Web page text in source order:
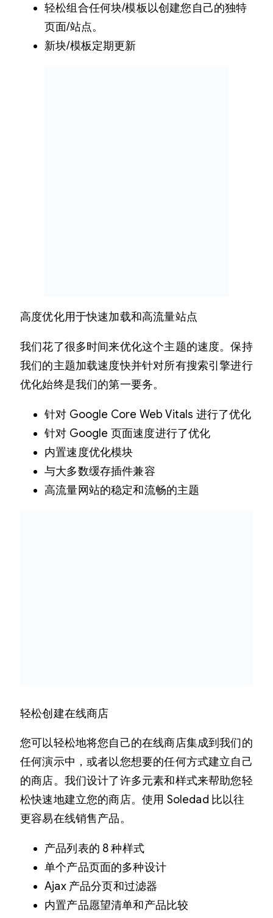
轻松组合任何块/模板以创建您自己的独特
页面/站点。
新块/模板定期更新
高度优化用于快速加载和高流量站点
我们花了很多时间来优化这个主题的速度。保持
我们的主题加载速度快并针对所有搜索引擎进行
优化始终是我们的第一要务。
针对 Google Core Web Vitals 进行了优化
针对 Google 页面速度进行了优化
内置速度优化模块
与大多数缓存插件兼容
高流量网站的稳定和流畅的主题
轻松创建在线商店
您可以轻松地将您自己的在线商店集成到我们的
任何演示中，或者以您想要的任何方式建立自己
的商店。我们设计了许多元素和样式来帮助您轻
松快速地建立您的商店。使用 Soledad 比以往
更容易在线销售产品。
产品列表的 8 种样式
单个产品页面的多种设计
Ajax 产品分页和过滤器
内置产品愿望清单和产品比较